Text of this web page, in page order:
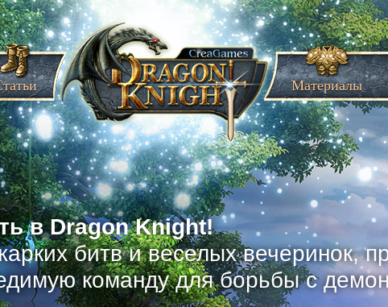
в Dragon Knight!
битв и веселых вечеринок,
команду для борьбы с
Материалы